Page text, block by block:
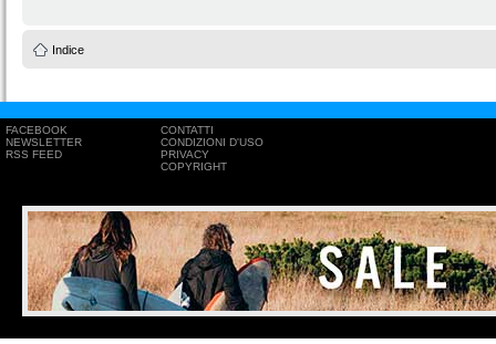
Indice
FACEBOOK
NEWSLETTER
RSS FEED
CONTATTI
CONDIZIONI D'USO
PRIVACY
COPYRIGHT